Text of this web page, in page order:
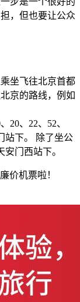
，但也要让公众
坐飞往北京首都
京的路线，例如
20、22、52、
站下。 除了坐公
门西站下。
价机票啦！